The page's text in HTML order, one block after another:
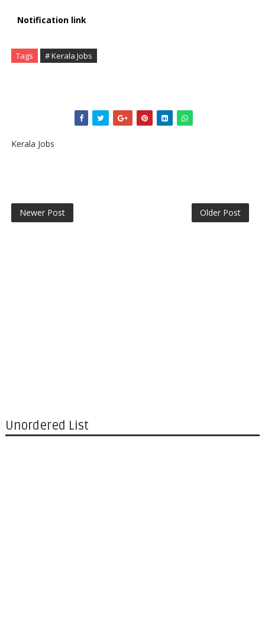
Notification link
Tags # Kerala Jobs
Kerala Jobs
Newer Post Older Post
Unordered List